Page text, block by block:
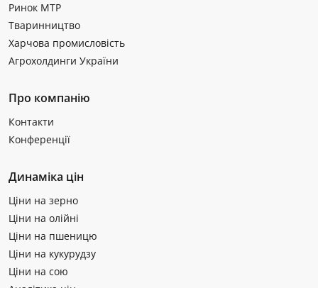
Ринок МТР
Тваринництво
Харчова промисловість
Агрохолдинги України
Про компанію
Контакти
Конференції
Динаміка цін
Ціни на зерно
Ціни на олійні
Ціни на пшеницю
Ціни на кукурудзу
Ціни на сою